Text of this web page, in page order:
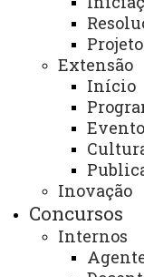
Extensão
Início
Inovação
Concursos
Internos
Comunidade
prestadores de
-
execução e
Órgãos
E-mail:
Telefone:
7101
Página